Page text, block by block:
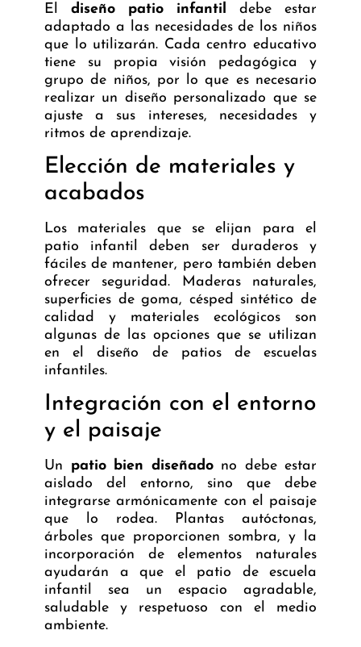
El diseño patio infantil
debe estar
adaptado a las necesidades de los niños
que lo utilizarán. Cada centro educativo
tiene su propia visión pedagógica y
grupo de niños, por lo que es necesario
realizar un diseño personalizado que se
ajuste a sus intereses, necesidades y
ritmos de aprendizaje.
Elección de materiales y
acabados
Los materiales que se elijan para el
patio infantil deben ser duraderos y
fáciles de mantener, pero también deben
ofrecer seguridad. Maderas naturales,
superficies de goma, césped sintético de
calidad y materiales ecológicos son
algunas de las opciones que se utilizan
en el diseño de patios de escuelas
infantiles.
Integración con el entorno
y el paisaje
Un patio bien diseñado no debe estar
aislado del entorno, sino que debe
integrarse armónicamente con el paisaje
que lo rodea. Plantas autóctonas,
árboles que proporcionen sombra, y la
incorporación de elementos naturales
ayudarán a que el patio de escuela
infantil sea un espacio agradable,
saludable y respetuoso con el medio
ambiente.